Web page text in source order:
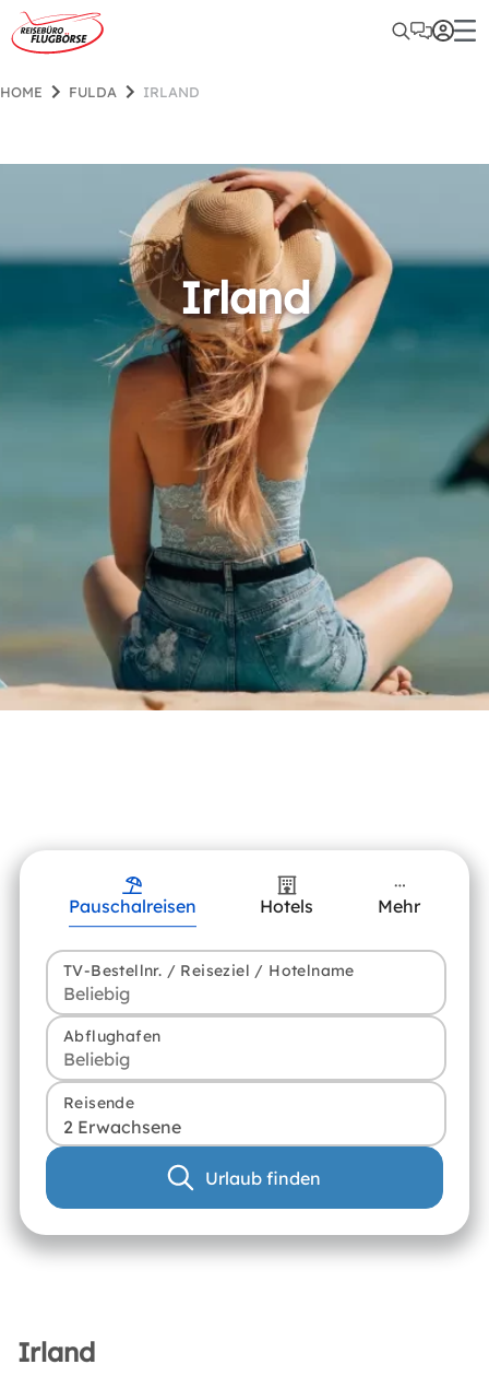
HOME FULDA IRLAND
Irland
Pauschalreisen Hotels Mehr
TV-Bestellnr. / Reiseziel / Hotelname
Abflughafen
Reisende
2 Erwachsene
Urlaub finden
Irland